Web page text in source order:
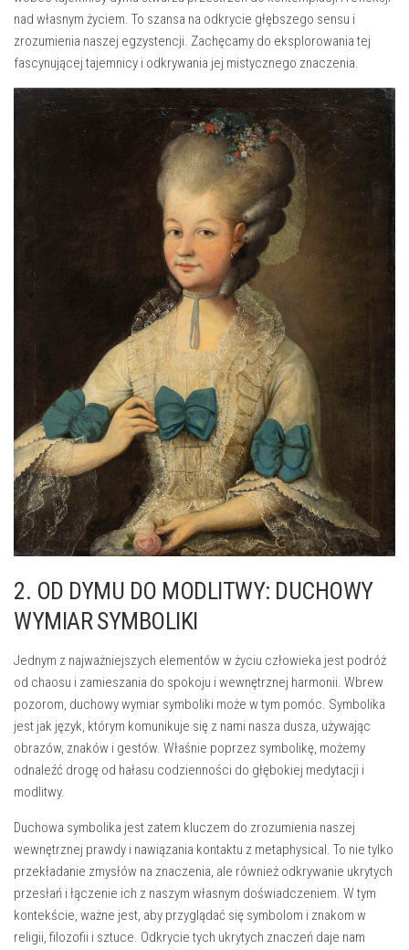
nad własnym życiem. ⁢To szansa na‍ odkrycie głębszego sensu ⁢i
zrozumienia naszej egzystencji. Zachęcamy do eksplorowania tej‌
fascynującej tajemnicy⁣ i odkrywania jej mistycznego znaczenia.
2. OD DYMU DO MODLITWY: DUCHOWY
WYMIAR ⁢SYMBOLIKI
Jednym z najważniejszych elementów w życiu człowieka‍ jest podróż ​
od⁣ chaosu i ⁣zamieszania ​do​ spokoju ‌i wewnętrznej harmonii. Wbrew
pozorom, duchowy ​wymiar symboliki ⁤może‍ w tym pomóc. Symbolika
jest‌ jak język, którym komunikuje się z nami ⁣nasza dusza, używając
obrazów, ⁤znaków i gestów. Właśnie poprzez symbolikę,⁣ możemy
odnaleźć drogę od​ hałasu codzienności⁣ do głębokiej medytacji i
modlitwy.
Duchowa symbolika jest‌ zatem ‍kluczem do zrozumienia ⁢naszej
wewnętrznej prawdy i⁣ nawiązania kontaktu z ​metaphysical. To nie‍ tylko
przekładanie zmysłów na znaczenia, ale ‌również⁣ odkrywanie ukrytych⁢
przesłań i łączenie ich z⁤ naszym własnym doświadczeniem.​ W tym
⁢kontekście, ważne jest, aby przyglądać⁤ się symbolom i‍ znakom w ​
religii, filozofii ⁣i ⁣sztuce. Odkrycie tych ukrytych znaczeń ⁤daje nam